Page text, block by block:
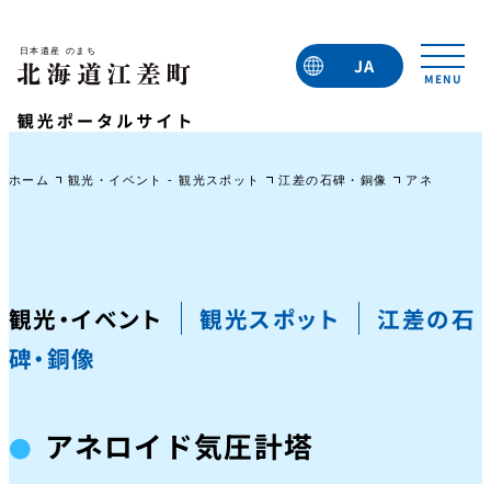
JA
EN
KO
ホーム 観光・イベント - 観光スポット 江差の石碑・銅像 アネロイド気
観光・イベント 観光スポット
江差の石
碑・銅像
アネロイド気圧計塔